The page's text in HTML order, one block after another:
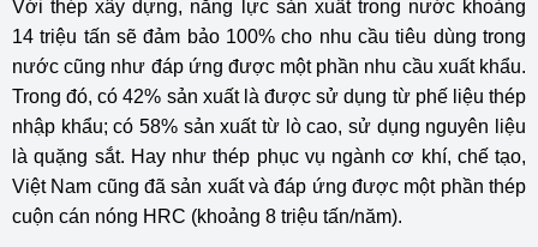
Với thép xây dựng, năng lực sản xuất trong nước khoảng
14 triệu tấn sẽ đảm bảo 100% cho nhu cầu tiêu dùng trong
nước cũng như đáp ứng được một phần nhu cầu xuất khẩu.
Trong đó, có 42% sản xuất là được sử dụng từ phế liệu thép
nhập khẩu; có 58% sản xuất từ lò cao, sử dụng nguyên liệu
là quặng sắt. Hay như thép phục vụ ngành cơ khí, chế tạo,
Việt Nam cũng đã sản xuất và đáp ứng được một phần thép
cuộn cán nóng HRC (khoảng 8 triệu tấn/năm).